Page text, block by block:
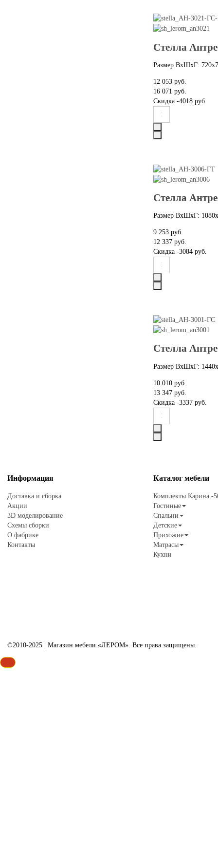
Стелла
Размер ВхШхГ:
12 053 руб.
16 071 руб.
Скидка -4018 руб.
Стелла
Размер ВхШхГ:
9 253 руб.
12 337 руб.
Скидка -3084 руб.
Стелла
Размер ВхШхГ:
10 010 руб.
13 347 руб.
Скидка -3337 руб.
Информация
Доставка и сборка
Акции
3D моделирование
Схемы сборки
О фабрике
Контакты
Каталог мебели
Комплекты Карина -
Гостиные
Спальни
Детские
Прихожие
Матрасы
Кухни
©2010-2025 | Магазин мебели «ЛЕРОМ». Все права защищены.